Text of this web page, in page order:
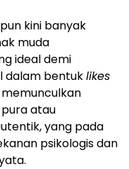
kini banyak
muda
ideal demi
dalam bentuklikes
memunculkan
atau
yang pada
psikologis dan